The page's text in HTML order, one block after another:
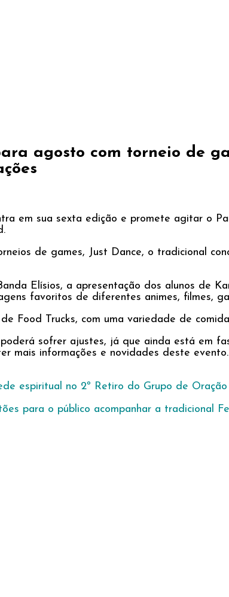
agosto com torneio de
em sua sexta edição e promete agitar o
de games, Just Dance, o tradicional
Elísios, a apresentação dos alunos de
favoritos de diferentes animes, filmes,
Food Trucks, com uma variedade de
sofrer ajustes, já que ainda está em
mais informações e novidades deste evento.
espiritual no 2º Retiro do Grupo de
para o público acompanhar a tradicional